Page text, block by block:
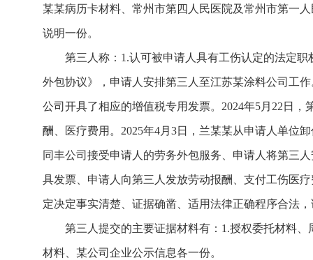
某某病历卡材料、常州市第四人民医院及常州市第一
说明一份。
第三人称：1.认可被申请人具有工伤认定的法定
外包协议》，申请人安排第三人至江苏某涂料公司工
公司开具了相应的增值税专用发票。2024年5月22日
酬、医疗费用。2025年4月3日，兰某某从申请人单位
同丰公司接受申请人的劳务外包服务、申请人将第三
具发票、申请人向第三人发放劳动报酬、支付工伤医
定决定事实清楚、证据确凿、适用法律正确程序合法
第三人提交的主要证据材料有：1.授权委托材料
材料、某公司企业公示信息各一份。